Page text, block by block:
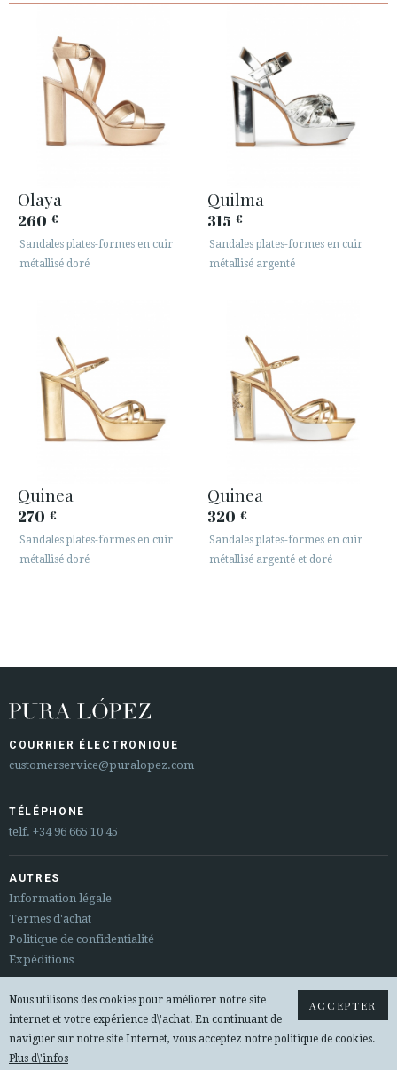
Olaya
260 €
Sandales plates-formes en cuir
métallisé doré
Quilma
315 €
Sandales plates-formes en cuir
métallisé argenté
Quinea
270 €
Sandales plates-formes en cuir
métallisé doré
Quinea
320 €
Sandales plates-formes en cuir
métallisé argenté et doré
COURRIER ÉLECTRONIQUE
customerservice@puralopez.com
TÉLÉPHONE
telf. +34 96 665 10 45
AUTRES
Information légale
Termes d'achat
Politique de confidentialité
Expéditions
Sitemap
Changements et remboursements
ACCEPTER
Nous utilisons des cookies pour améliorer notre site
internet et votre expérience d\'achat. En continuant de
naviguer sur notre site Internet, vous acceptez notre politique de cookies.
Plus d\'infos